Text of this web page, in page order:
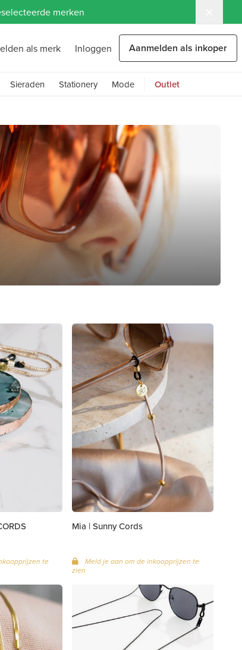
merken
als merk Inloggen Aanmelden als inkoper
Sieraden Stationery Mode Outlet
te
Mia | Sunny Cords
Meld je aan om de inkoopprijzen te
zien